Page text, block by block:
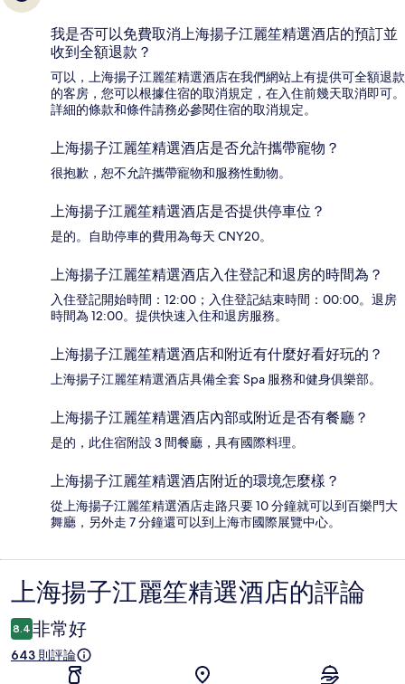
我是否可以免費取消上海揚子江麗笙精選酒店的預訂並
收到全額退款？
可以，上海揚子江麗笙精選酒店在我們網站上有提供可全額退款
的客房，您可以根據住宿的取消規定，在入住前幾天取消即可。
詳細的條款和條件請務必參閱住宿的取消規定。
上海揚子江麗笙精選酒店是否允許攜帶寵物？
很抱歉，恕不允許攜帶寵物和服務性動物。
上海揚子江麗笙精選酒店是否提供停車位？
是的。自助停車的費用為每天 CNY20。
上海揚子江麗笙精選酒店入住登記和退房的時間為？
入住登記開始時間：12:00；入住登記結束時間：00:00。退房
時間為 12:00。提供快速入住和退房服務。
上海揚子江麗笙精選酒店和附近有什麼好看好玩的？
上海揚子江麗笙精選酒店具備全套 Spa 服務和健身俱樂部。
上海揚子江麗笙精選酒店內部或附近是否有餐廳？
是的，此住宿附設 3 間餐廳，具有國際料理。
上海揚子江麗笙精選酒店附近的環境怎麼樣？
從上海揚子江麗笙精選酒店走路只要 10 分鐘就可以到百樂門大
舞廳，另外走 7 分鐘還可以到上海市國際展覽中心。
評
論
上海揚子江麗笙精選酒店的評論
8.4 非常好
643 則評論